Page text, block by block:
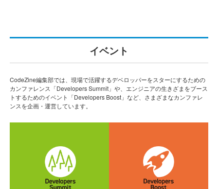
イベント
CodeZine編集部では、現場で活躍するデベロッパーをスターにするための
カンファレンス「Developers Summit」や、エンジニアの生きざまをブース
トするためのイベント「Developers Boost」など、さまざまなカンファレ
ンスを企画・運営しています。